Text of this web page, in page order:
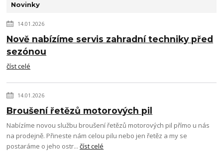
Novinky
14.01.2026
Nově nabízíme servis zahradní techniky před
sezónou
číst celé
14.01.2026
Broušení řetězů motorových pil
Nabízíme novou službu broušení řetězů motorových pil přímo u nás
na prodejně. Přineste nám celou pilu nebo jen řetěz a my se
postaráme o jeho ostr...číst celé